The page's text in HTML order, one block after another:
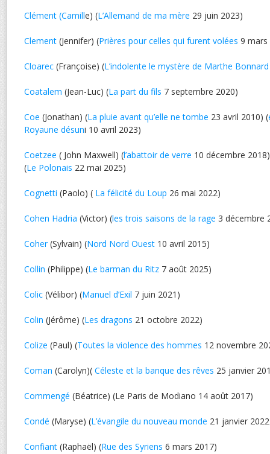
Clément (Camille) (L’Allemand de ma mère 29 juin 2023)
Clement (Jennifer) (Prières pour celles qui furent volées 9 mars
Cloarec (Françoise) (L’indolente le mystère de Marthe Bonnard
Coatalem (Jean-Luc) (La part du fils 7 septembre 2020)
Coe (Jonathan) (La pluie avant qu’elle ne tombe 23 avril 2010) (
Royaune désuni 10 avril 2023)
Coetzee ( John Maxwell) (l’abattoir de verre 10 décembre
(Le Polonais 22 mai 2025)
Cognetti (Paolo) ( La félicité du Loup 26 mai 2022)
Cohen Hadria (Victor) (les trois saisons de la rage 3 décembre
Coher(Sylvain) (Nord Nord Ouest 10 avril 2015)
Collin (Philippe) (Le barman du Ritz 7 août 2025)
Colic (Vélibor) (Manuel d’Exil 7 juin 2021)
Colin (Jérôme) (Les dragons 21 octobre 2022)
Colize (Paul) (Toutes la violence des hommes 12 novembre
Coman (Carolyn)( Céleste et la banque des rêves 25 janvier
Commengé (Béatrice) (Le Paris de Modiano 14 août 2017)
Condé (Maryse) (L’évangile du nouveau monde 21 janvier
Confiant (Raphaël) (Rue des Syriens 6 mars 2017)